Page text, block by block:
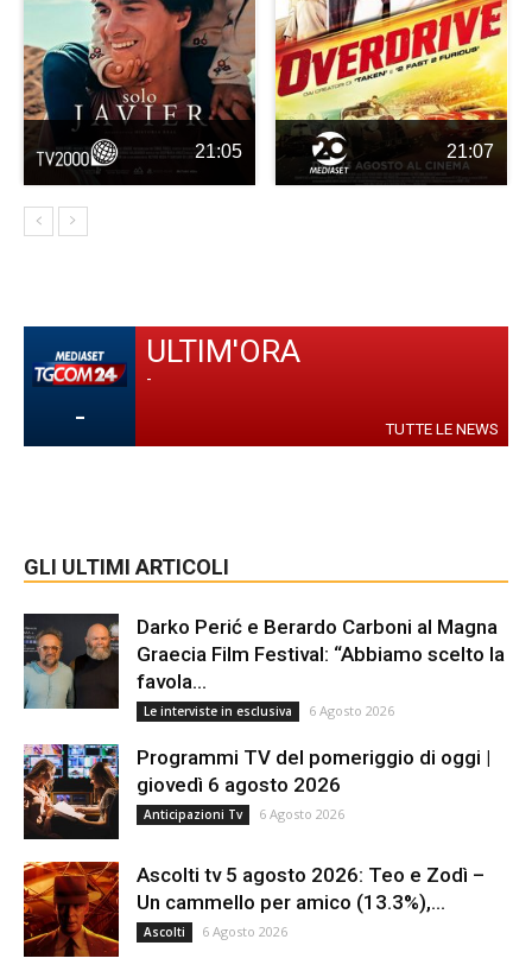
21:05 21:07
-
ULTIM'ORA
-
TUTTE LE NEWS
GLI ULTIMI ARTICOLI
Darko Perić e Berardo Carboni al Magna
Graecia Film Festival: “Abbiamo scelto la
favola...
Le interviste in esclusiva 6 Agosto 2026
Programmi TV del pomeriggio di oggi |
giovedì 6 agosto 2026
Anticipazioni Tv 6 Agosto 2026
Ascolti tv 5 agosto 2026: Teo e Zodì –
Un cammello per amico (13.3%),...
Ascolti 6 Agosto 2026